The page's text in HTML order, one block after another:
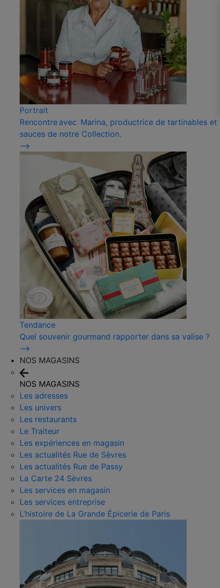
Portrait
Rencontre avec Marina, productrice de tartinables et
sauces de notre Collection.
⟶
Tendance
Quel souvenir gourmand rapporter dans sa valise ?
⟶
NOS MAGASINS
NOS MAGASINS
Les adresses
Les univers
Les restaurants
Le Traiteur
Les expériences en magasin
Les actualités Rue de Sèvres
Les actualités Rue de Passy
La Carte 24 Sèvres
Les services en magasin
Les services entreprise
L’histoire de La Grande Épicerie de Paris